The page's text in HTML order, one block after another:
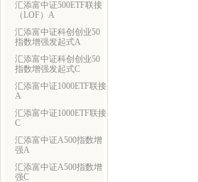
汇添富中证500ETF联接
（LOF）A
汇添富中证科创创业50
指数增强发起式A
汇添富中证科创创业50
指数增强发起式C
汇添富中证1000ETF联接
A
汇添富中证1000ETF联接
C
汇添富中证A500指数增
强A
汇添富中证A500指数增
强C